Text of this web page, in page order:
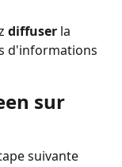
diffuser la
d'informations
sur
suivante